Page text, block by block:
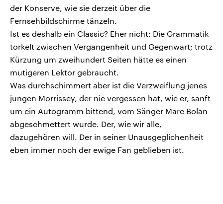
der Konserve, wie sie derzeit über die
Fernsehbildschirme tänzeln.
Ist es deshalb ein Classic? Eher nicht: Die Grammatik
torkelt zwischen Vergangenheit und Gegenwart; trotz
Kürzung um zweihundert Seiten hätte es einen
mutigeren Lektor gebraucht.
Was durchschimmert aber ist die Verzweiflung jenes
jungen Morrissey, der nie vergessen hat, wie er, sanft
um ein Autogramm bittend, vom Sänger Marc Bolan
abgeschmettert wurde. Der, wie wir alle,
dazugehören will. Der in seiner Unausgeglichenheit
eben immer noch der ewige Fan geblieben ist.